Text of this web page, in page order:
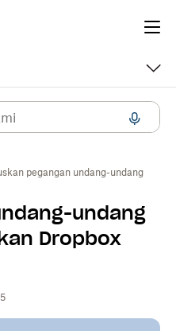
pegangan undang-undang
undang
Dropbox